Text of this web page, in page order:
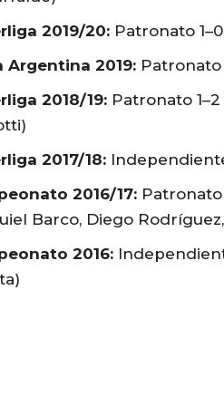
2019/20: Patronato
Argentina 2019:
2018/19: Patronato
2017/18:
2016/17:
Barco, Diego
2016: